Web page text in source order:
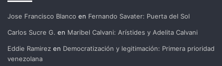
Jose Francisco Blanco en Fernando Savater: Puerta del Sol
Carlos Sucre G. en Maribel Calvani: Arístides y Adelita Calvani
Eddie Ramirez en Democratización y legitimación: Primera prioridad
venezolana